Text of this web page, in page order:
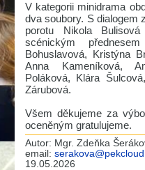
V kategorii minidrama
dva soubory. S dialogem
porotu Nikola
scénickým
Bohuslavová, Kristýna
Anna Kameníková,
Poláková, Klára
Zárubová.
Všem děkujeme za
oceněným gratulujeme.
Autor: Mgr. Zdeňka
email:
19.05.2026